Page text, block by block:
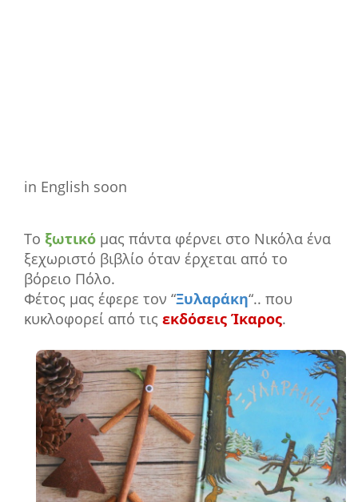
in English soon
Το ξωτικό μας πάντα φέρνει στο Νικόλα ένα
ξεχωριστό βιβλίο όταν έρχεται από το
βόρειο Πόλο.
Φέτος μας έφερε τον “Ξυλαράκη“.. που
κυκλοφορεί από τις εκδόσεις Ίκαρος.